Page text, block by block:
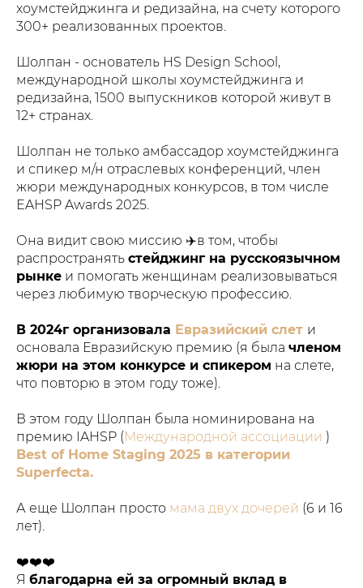
хоумстейджинга и редизайна, на счету которого
300+ реализованных проектов.
Шолпан - основатель HS Design School,
международной школы хоумстейджинга и
редизайна, 1500 выпускников которой живут в
12+ странах.
Шолпан не только амбассадор хоумстейджинга
и спикер м/н отраслевых конференций, член
жюри международных конкурсов, в том числе
EAHSP Awards 2025.
Она видит свою миссию ✈️в том, чтобы
распространять стейджинг на русскоязычном
рынке и помогать женщинам реализовываться
через любимую творческую профессию.
В 2024г организовала Евразийский слет и
основала Евразийскую премию (я была членом
жюри на этом конкурсе и спикером на слете,
что повторю в этом году тоже).
В этом году Шолпан была номинирована на
премию IAHSP (Международной ассоциации )
Best of Home Staging 2025 в категории
Superfecta.
А еще Шолпан просто мама двух дочерей (6 и 16
лет).
❤️❤️❤️
Я благодарна ей за огромный вклад в